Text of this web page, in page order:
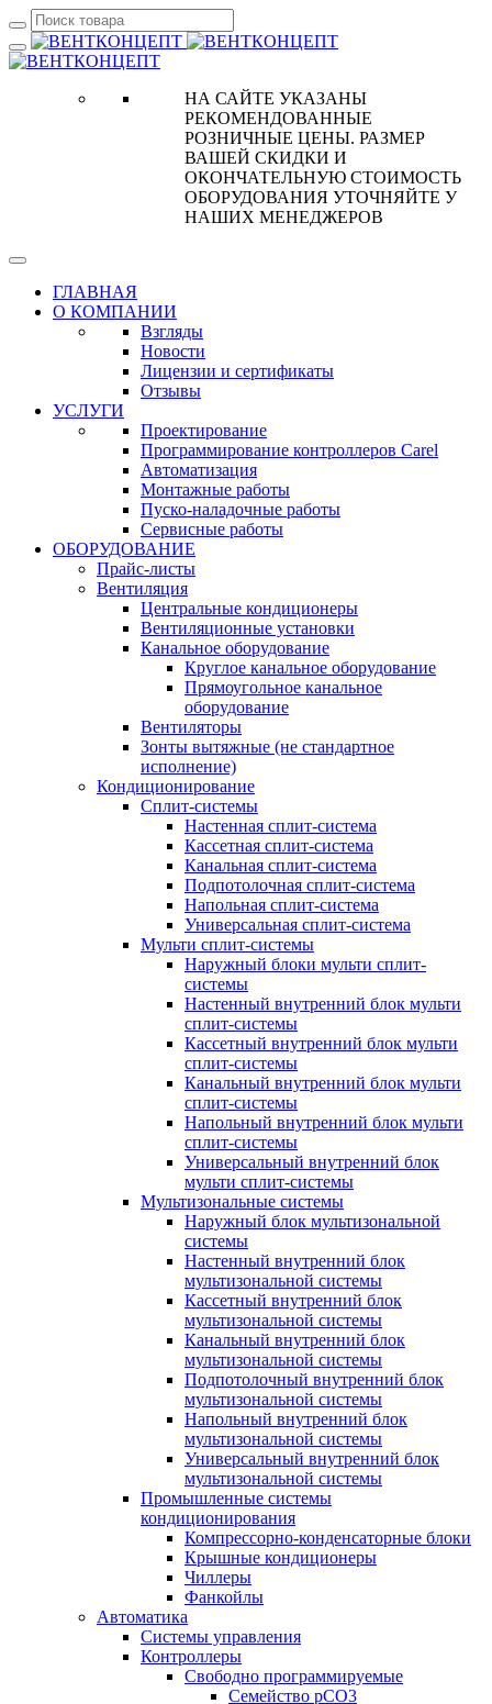
НА САЙТЕ УКАЗАНЫ
РЕКОМЕНДОВАННЫЕ
РОЗНИЧНЫЕ ЦЕНЫ. РАЗМЕР
ВАШЕЙ СКИДКИ И
ОКОНЧАТЕЛЬНУЮ СТОИМОСТЬ
ОБОРУДОВАНИЯ УТОЧНЯЙТЕ У
НАШИХ МЕНЕДЖЕРОВ
ГЛАВНАЯ
О КОМПАНИИ
Взгляды
Новости
Лицензии и сертификаты
Отзывы
УСЛУГИ
Проектирование
Программирование контроллеров Carel
Автоматизация
Монтажные работы
Пуско-наладочные работы
Сервисные работы
ОБОРУДОВАНИЕ
Прайс-листы
Вентиляция
Центральные кондиционеры
Вентиляционные установки
Канальное оборудование
Круглое канальное оборудование
Прямоугольное канальное
оборудование
Вентиляторы
Зонты вытяжные (не стандартное
исполнение)
Кондиционирование
Сплит-системы
Настенная сплит-система
Кассетная сплит-система
Канальная сплит-система
Подпотолочная сплит-система
Напольная сплит-система
Универсальная сплит-система
Мульти сплит-системы
Наружный блоки мульти сплит-
системы
Настенный внутренний блок мульти
сплит-системы
Кассетный внутренний блок мульти
сплит-системы
Канальный внутренний блок мульти
сплит-системы
Напольный внутренний блок мульти
сплит-системы
Универсальный внутренний блок
мульти сплит-системы
Мультизональные системы
Наружный блок мультизональной
системы
Настенный внутренний блок
мультизональной системы
Кассетный внутренний блок
мультизональной системы
Канальный внутренний блок
мультизональной системы
Подпотолочный внутренний блок
мультизональной системы
Напольный внутренний блок
мультизональной системы
Универсальный внутренний блок
мультизональной системы
Промышленные системы
кондиционирования
Компрессорно-конденсаторные блоки
Крышные кондиционеры
Чиллеры
Фанкойлы
Автоматика
Системы управления
Контроллеры
Свободно программируемые
Семейство pCO3